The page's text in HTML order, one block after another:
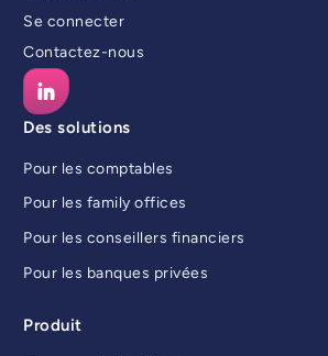
Se connecter
Contactez-nous
Des solutions
Pour les comptables
Pour les family offices
Pour les conseillers financiers
Pour les banques privées
Produit